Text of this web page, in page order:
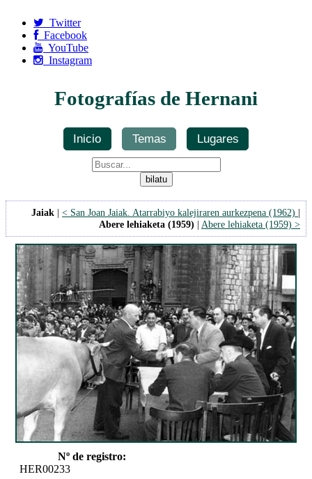
Twitter
Facebook
YouTube
Instagram
Fotografías de Hernani
Inicio Temas Lugares
Jaiak | < San Joan Jaiak. Atarrabiyo kalejiraren aurkezpena (1962) |
Abere lehiaketa (1959) | Abere lehiaketa (1959) >
Nº de registro:
HER00233